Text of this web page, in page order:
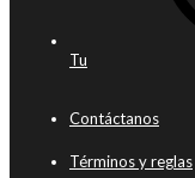
Tu
Contáctanos
Términos y reglas